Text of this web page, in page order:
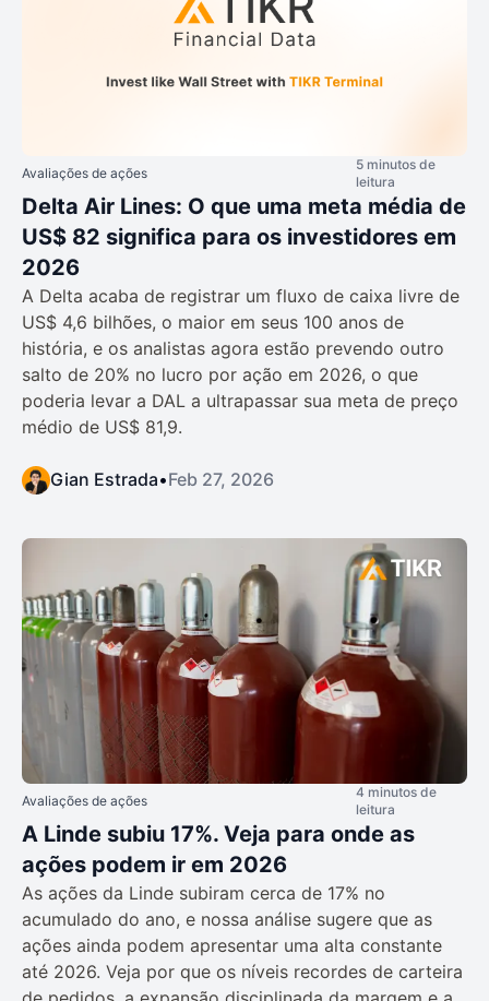
Avaliações de ações
5 minutos de
leitura
Delta Air Lines: O que uma meta média de
US$ 82 significa para os investidores em
2026
A Delta acaba de registrar um fluxo de caixa livre de
US$ 4,6 bilhões, o maior em seus 100 anos de
história, e os analistas agora estão prevendo outro
salto de 20% no lucro por ação em 2026, o que
poderia levar a DAL a ultrapassar sua meta de preço
médio de US$ 81,9.
Gian Estrada•Feb 27, 2026
Avaliações de ações
4 minutos de
leitura
A Linde subiu 17%. Veja para onde as
ações podem ir em 2026
As ações da Linde subiram cerca de 17% no
acumulado do ano, e nossa análise sugere que as
ações ainda podem apresentar uma alta constante
até 2026. Veja por que os níveis recordes de carteira